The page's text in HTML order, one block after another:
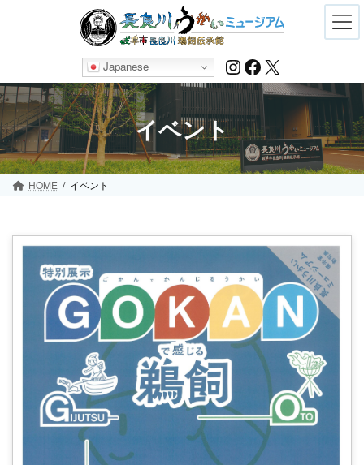
Japanese Instagram
Facebook
X
イベント
HOME イベント